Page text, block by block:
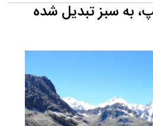
به سبز تبدیل شده